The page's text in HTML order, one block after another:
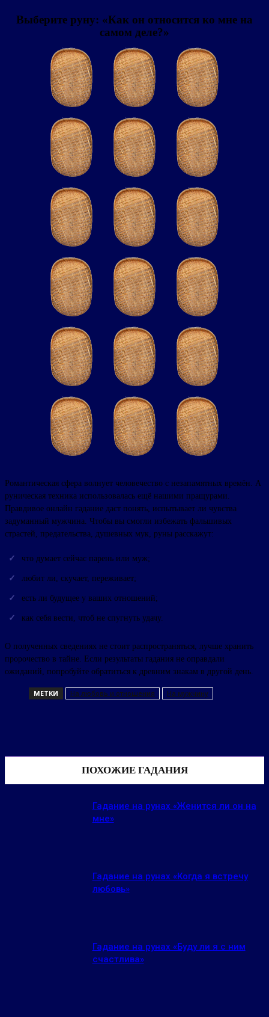
Выберите руну: «Как он относится ко мне на
самом деле?»
Романтическая сфера волнует человечество с незапамятных времён. А
руническая техника использовалась ещё нашими пращурами.
Правдивое онлайн гадание даст понять, испытывает ли чувства
задуманный мужчина. Чтобы вы смогли избежать фальшивых
страстей, предательства, душевных мук, руны расскажут:
что думает сейчас парень или муж;
любит ли, скучает, переживает;
есть ли будущее у ваших отношений;
как себя вести, чтоб не спугнуть удачу.
О полученных сведениях не стоит распространяться, лучше хранить
пророчество в тайне. Если результаты гадания не оправдали
ожиданий, попробуйте обратиться к древним знакам в другой день.
МЕТКИ На любовь и отношения На мужчину
ПОХОЖИЕ ГАДАНИЯ
Гадание на рунах «Женится ли он на
мне»
Гадание на рунах «Когда я встречу
любовь»
Гадание на рунах «Буду ли я с ним
счастлива»